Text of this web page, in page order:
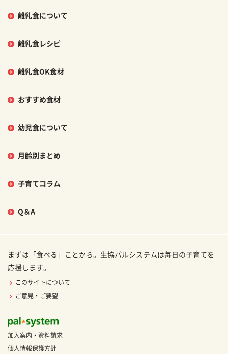
離乳食について
離乳食レシピ
離乳食OK食材
おすすめ食材
幼児食について
月齢別まとめ
子育てコラム
Q＆A
まずは「食べる」ことから。生協パルシステムは毎日の子育てを
応援します。
このサイトについて
ご意見・ご要望
加入案内・資料請求
個人情報保護方針